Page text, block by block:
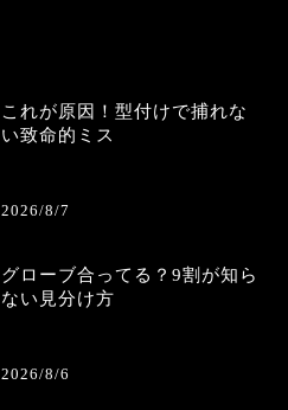
これが原因！型付けで捕れな
い致命的ミス
2026/8/7
グローブ合ってる？9割が知ら
ない見分け方
2026/8/6